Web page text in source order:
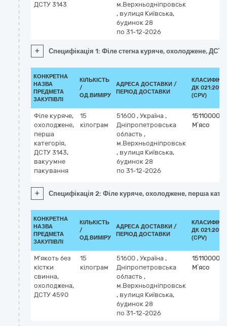
ДСТУ 3143
м.Верхньодніпровськ
, вулиця Київська,
будинок 28
по 31-12-2026
+ Специфікація 1: Філе стегна куряче, охолоджене,
КОНКРЕТНА
НАЗВА
ПРЕДМЕТА
ЗАКУПІВЛІ
КІЛЬКІСТЬ
/
ОД.ВИМІРУ
АДРЕСА ДОСТАВКИ /
ПЕРІОД ДОСТАВКИ
ДК 021:2015
(CPV)
Філе куряче,
охолоджене,
перша
категорія,
ДСТУ 3143,
вакуумне
пакування
15
кілограм
51600 , Україна ,
Дніпропетровська
область ,
м.Верхньодніпровськ
, вулиця Київська,
будинок 28
по 31-12-2026
15110000-2
М’ясо
+ Специфікація 2: Філе куряче, охолоджене, перша
КОНКРЕТНА
НАЗВА
ПРЕДМЕТА
ЗАКУПІВЛІ
КІЛЬКІСТЬ
/
ОД.ВИМІРУ
АДРЕСА ДОСТАВКИ /
ПЕРІОД ДОСТАВКИ
ДК 021:2015
(CPV)
М'якоть без
кістки
свинна,
охолоджена,
ДСТУ 4590
15
кілограм
51600 , Україна ,
Дніпропетровська
область ,
м.Верхньодніпровськ
, вулиця Київська,
будинок 28
по 31-12-2026
15110000-2
М’ясо